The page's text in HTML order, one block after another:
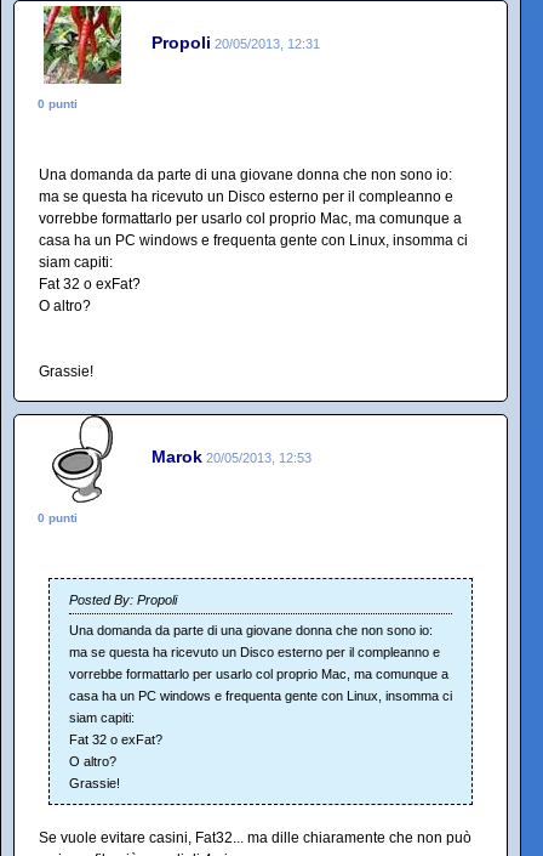
Propoli 20/05/2013, 12:31
0 punti
Una domanda da parte di una giovane donna che non sono io:
ma se questa ha ricevuto un Disco esterno per il compleanno e
vorrebbe formattarlo per usarlo col proprio Mac, ma comunque a
casa ha un PC windows e frequenta gente con Linux, insomma ci
siam capiti:
Fat 32 o exFat?
O altro?
Grassie!
Marok 20/05/2013, 12:53
0 punti
Posted By: Propoli
Una domanda da parte di una giovane donna che non sono io:
ma se questa ha ricevuto un Disco esterno per il compleanno e
vorrebbe formattarlo per usarlo col proprio Mac, ma comunque a
casa ha un PC windows e frequenta gente con Linux, insomma ci
siam capiti:
Fat 32 o exFat?
O altro?
Grassie!
Se vuole evitare casini, Fat32... ma dille chiaramente che non può